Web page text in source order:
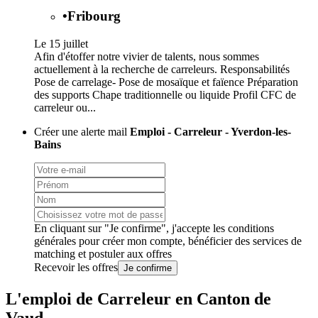
•Fribourg
Le 15 juillet
Afin d'étoffer notre vivier de talents, nous sommes
actuellement à la recherche de carreleurs. Responsabilités
Pose de carrelage- Pose de mosaïque et faïence Préparation
des supports Chape traditionnelle ou liquide Profil CFC de
carreleur ou...
Créer une alerte mail Emploi - Carreleur - Yverdon-les-
Bains
En cliquant sur "Je confirme", j'accepte les conditions
générales pour créer mon compte, bénéficier des services de
matching et postuler aux offres
Recevoir les offres Je confirme
L'emploi de Carreleur en Canton de